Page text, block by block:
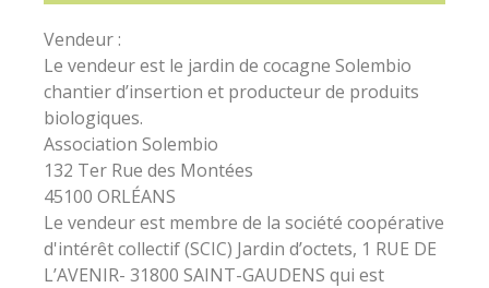
Vendeur :
Le vendeur est le jardin de cocagne Solembio
chantier d’insertion et producteur de produits
biologiques.
Association Solembio
132 Ter Rue des Montées
45100 ORLÉANS
Le vendeur est membre de la société coopérative
d'intérêt collectif (SCIC) Jardin d’octets, 1 RUE DE
L’AVENIR- 31800 SAINT-GAUDENS qui est